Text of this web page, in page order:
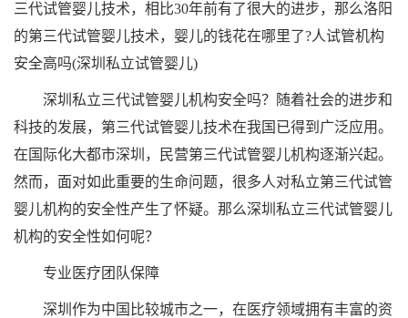
三代试管婴儿技术，相比30年前有了很大的进步，那么洛阳
的第三代试管婴儿技术，婴儿的钱花在哪里了?人试管机构
安全高吗(深圳私立试管婴儿)
深圳私立三代试管婴儿机构安全吗？随着社会的进步和
科技的发展，第三代试管婴儿技术在我国已得到广泛应用。
在国际化大都市深圳，民营第三代试管婴儿机构逐渐兴起。
然而，面对如此重要的生命问题，很多人对私立第三代试管
婴儿机构的安全性产生了怀疑。那么深圳私立三代试管婴儿
机构的安全性如何呢？
专业医疗团队保障
深圳作为中国比较城市之一，在医疗领域拥有丰富的资